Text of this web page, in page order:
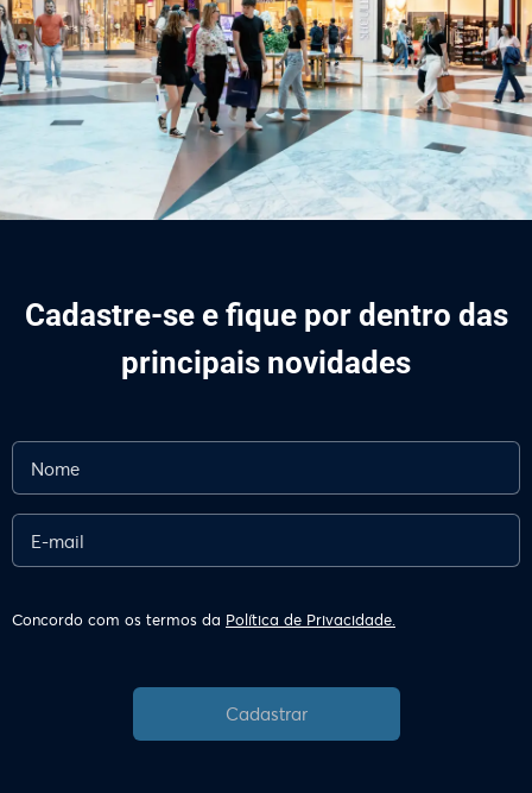
Cadastre-se e fique por dentro das
principais novidades
Concordo com os termos da Política de Privacidade.
Cadastrar